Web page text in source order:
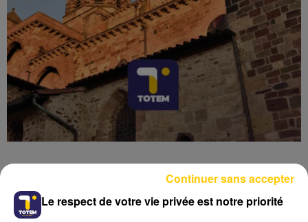
Le respect de votre vie privée est notre priorité
Continuer sans accepter